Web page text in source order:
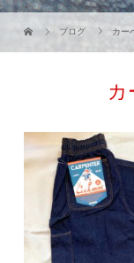
ブログ カー
カ